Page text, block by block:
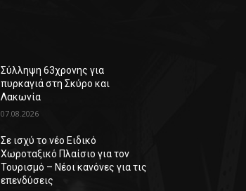
Σύλληψη 63χρονης για
πυρκαγιά στη Σκύρο και
Λακωνία
07.08.2026
Σε ισχύ το νέο Ειδικό
Χωροταξικό Πλαίσιο για τον
Τουρισμό – Νέοι κανόνες για τις
επενδύσεις